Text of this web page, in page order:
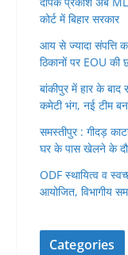
कोर्ट में बिहार सरकार
आय से ज्यादा संपत्ति
ठिकानों पर EOU की
बांकीपुर में हार के
कमेटी भंग, नई टीम
समस्तीपुर : गीदड़
घर के पास खेलने के
ODF स्थायित्व व
आयोजित, विभागीय
Categories